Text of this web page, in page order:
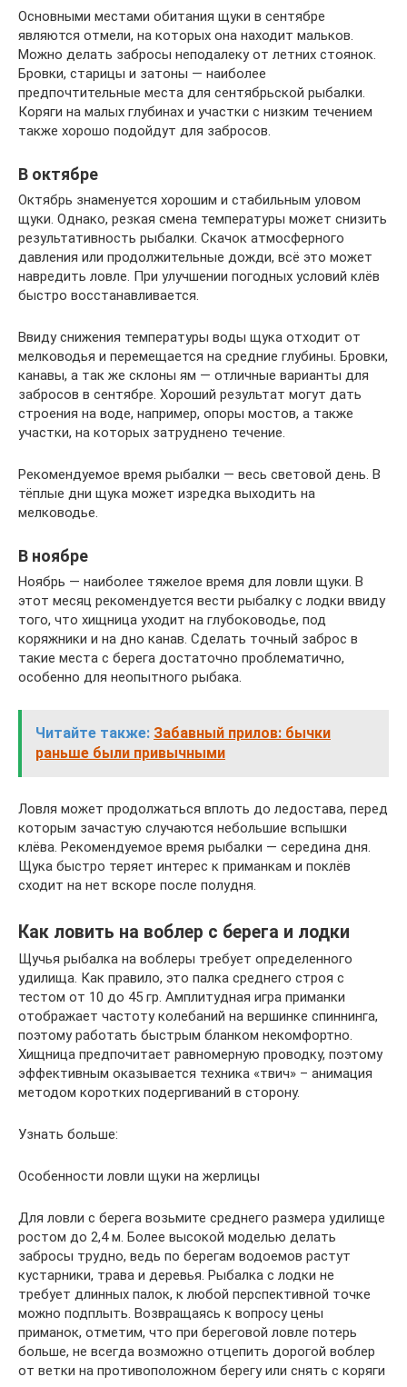
Основными местами обитания щуки в сентябре
являются отмели, на которых она находит мальков.
Можно делать забросы неподалеку от летних стоянок.
Бровки, старицы и затоны — наиболее
предпочтительные места для сентябрьской рыбалки.
Коряги на малых глубинах и участки с низким течением
также хорошо подойдут для забросов.
В октябре
Октябрь знаменуется хорошим и стабильным уловом
щуки. Однако, резкая смена температуры может снизить
результативность рыбалки. Скачок атмосферного
давления или продолжительные дожди, всё это может
навредить ловле. При улучшении погодных условий клёв
быстро восстанавливается.
Ввиду снижения температуры воды щука отходит от
мелководья и перемещается на средние глубины. Бровки,
канавы, а так же склоны ям — отличные варианты для
забросов в сентябре. Хороший результат могут дать
строения на воде, например, опоры мостов, а также
участки, на которых затруднено течение.
Рекомендуемое время рыбалки — весь световой день. В
тёплые дни щука может изредка выходить на
мелководье.
В ноябре
Ноябрь — наиболее тяжелое время для ловли щуки. В
этот месяц рекомендуется вести рыбалку с лодки ввиду
того, что хищница уходит на глубоководье, под
коряжники и на дно канав. Сделать точный заброс в
такие места с берега достаточно проблематично,
особенно для неопытного рыбака.
Читайте также: Забавный прилов: бычки
раньше были привычными
Ловля может продолжаться вплоть до ледостава, перед
которым зачастую случаются небольшие вспышки
клёва. Рекомендуемое время рыбалки — середина дня.
Щука быстро теряет интерес к приманкам и поклёв
сходит на нет вскоре после полудня.
Как ловить на воблер с берега и лодки
Щучья рыбалка на воблеры требует определенного
удилища. Как правило, это палка среднего строя с
тестом от 10 до 45 гр. Амплитудная игра приманки
отображает частоту колебаний на вершинке спиннинга,
поэтому работать быстрым бланком некомфортно.
Хищница предпочитает равномерную проводку, поэтому
эффективным оказывается техника «твич» – анимация
методом коротких подергиваний в сторону.
Узнать больше:
Особенности ловли щуки на жерлицы
Для ловли с берега возьмите среднего размера удилище
ростом до 2,4 м. Более высокой моделью делать
забросы трудно, ведь по берегам водоемов растут
кустарники, трава и деревья. Рыбалка с лодки не
требует длинных палок, к любой перспективной точке
можно подплыть. Возвращаясь к вопросу цены
приманок, отметим, что при береговой ловле потерь
больше, не всегда возможно отцепить дорогой воблер
от ветки на противоположном берегу или снять с коряги